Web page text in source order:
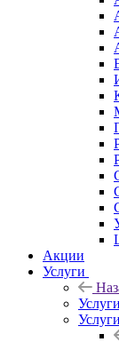
Акции
Услуги
Услуги